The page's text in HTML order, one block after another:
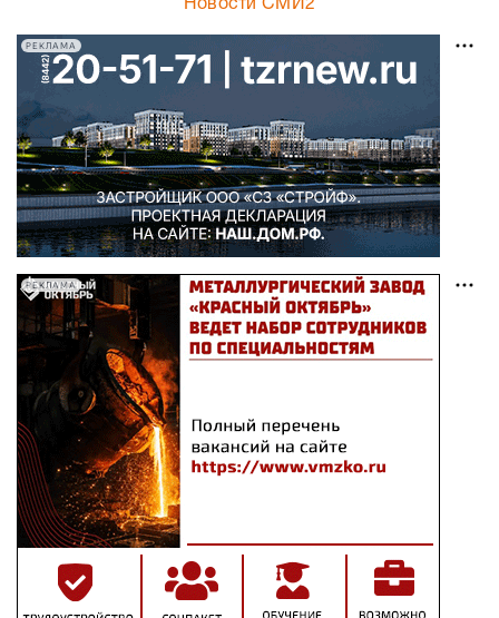
Новости СМИ2
РЕКЛАМА
РЕКЛАМА